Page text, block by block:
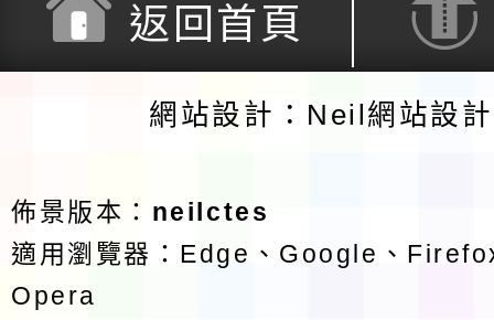
返回首頁
網站設計：Neil網站設
佈景版本： neilctes
適用瀏覽器：Edge、Google、
Opera